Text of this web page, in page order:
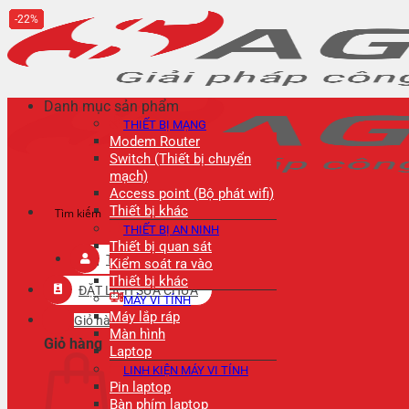
Bỏ
qua
nội
dung
Tài khoản
ĐẶT LỊCH SỬA CHỮA
Giỏ hàng
Giỏ hàng
Danh mục sản phẩm
THIẾT BỊ MẠNG
Modem Router
Switch (Thiết bị chuyển
mạch)
Access point (Bộ phát wifi)
Thiết bị khác
THIẾT BỊ AN NINH
Thiết bị quan sát
Kiểm soát ra vào
Thiết bị khác
MÁY VI TÍNH
Máy lắp ráp
Màn hình
Laptop
LINH KIỆN MÁY VI TÍNH
Pin laptop
Bàn phím laptop
12%
20%
20%
20%
18%
27%
22%
20%
24%
22%
22%